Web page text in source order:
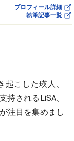
プロフィール詳細
執筆記事一覧
こした瑛人、
持されるLiSA、
注目を集めまし